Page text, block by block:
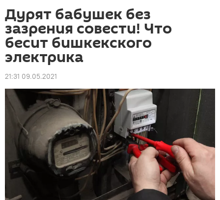
Дурят бабушек без
зазрения совести! Что
бесит бишкекского
электрика
21:31 09.05.2021